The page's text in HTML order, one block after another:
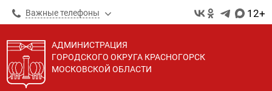
Важные телефоны 12+
АДМИНИСТРАЦИЯ
ГОРОДСКОГО ОКРУГА КРАСНОГОРСК
МОСКОВСКОЙ ОБЛАСТИ